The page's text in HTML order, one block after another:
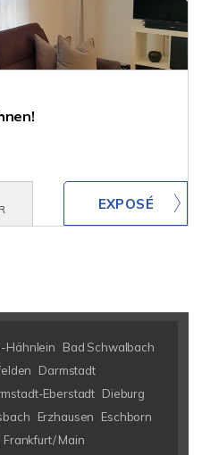
Hähnlein
Bad Schwalbach
Darmstadt
Eberstadt Dieburg
Erzhausen
Eschborn
Frankfurt/ Main